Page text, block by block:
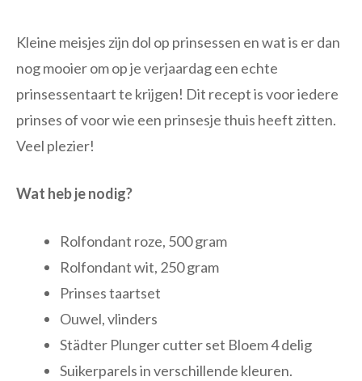
Kleine meisjes zijn dol op prinsessen en wat is er dan
nog mooier om op je verjaardag een echte
prinsessentaart te krijgen! Dit recept is voor iedere
prinses of voor wie een prinsesje thuis heeft zitten.
Veel plezier!
Wat heb je nodig?
Rolfondant roze, 500 gram
Rolfondant wit, 250 gram
Prinses taartset
Ouwel, vlinders
Städter Plunger cutter set Bloem 4 delig
Suikerparels in verschillende kleuren.